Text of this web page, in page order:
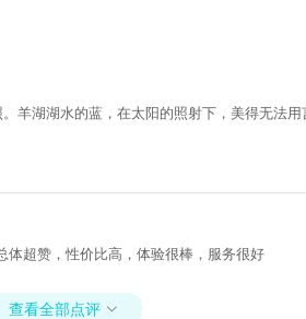
湖湖水的蓝，在太阳的照射下，美得无法
体超赞，性价比高，体验很棒，服务很好
查看全部点评 